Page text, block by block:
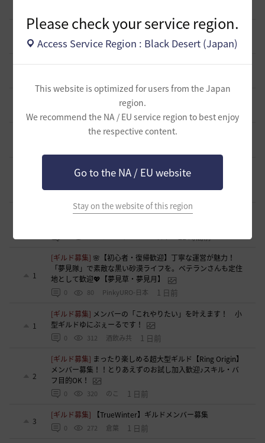
Please check your service region.
Access Service Region : Black Desert (Japan)
This website is optimized for users from the Japan
region.
We recommend the NA / EU service region to best enjoy
the respective content.
Go to the NA / EU website
Stay on the website of this region
[自由掲示板]ミルの木遺跡(狩場)への行き方について
0 107 威璃亜-日本 14 時間前
[ギルド募集]LevelUP メンバー募集
Ermitageギルメン募集！！
81 swordEX 15 時間前
[自由掲示板]取引所の購入の仕方について
[ギルド募集]
新設ギルド 「Shmurda」立ち上げメンバー募
0 88 いなドン 16 時間前
[ギルド募集]~各PTｺﾝﾃﾝﾂも楽しむ~【あせろらじゅーす】ｷﾞﾙ
21 時間前
1
[ギルド募集] 🌸【初心者・復帰歓迎】丁寧な運営が魅力！
「夢見隊」で素敵な黒い砂漠ライフを。ベテランさんも定住
地として歓迎💖【夢見草・夢見月】
0 80 PinkyURO-日本 1 日前
1
[ギルド募集] メンバーの「これやりたい」を叶えます！ 小
型ギルドゆにぶぇーるです！
0 312 酒飲み共 1 日前
2
[ギルド募集] まったり楽しめる超大型ギルド【Ring Origin】
メンバー募集！！とりあえずのお試し加入歓迎♪スキル・バ
フ目的OK！
0 320 のこ 1 日前
3
[ギルド募集] 【TrueWinter】ギルドメンバー募集
0 272 倉葉 1 日前